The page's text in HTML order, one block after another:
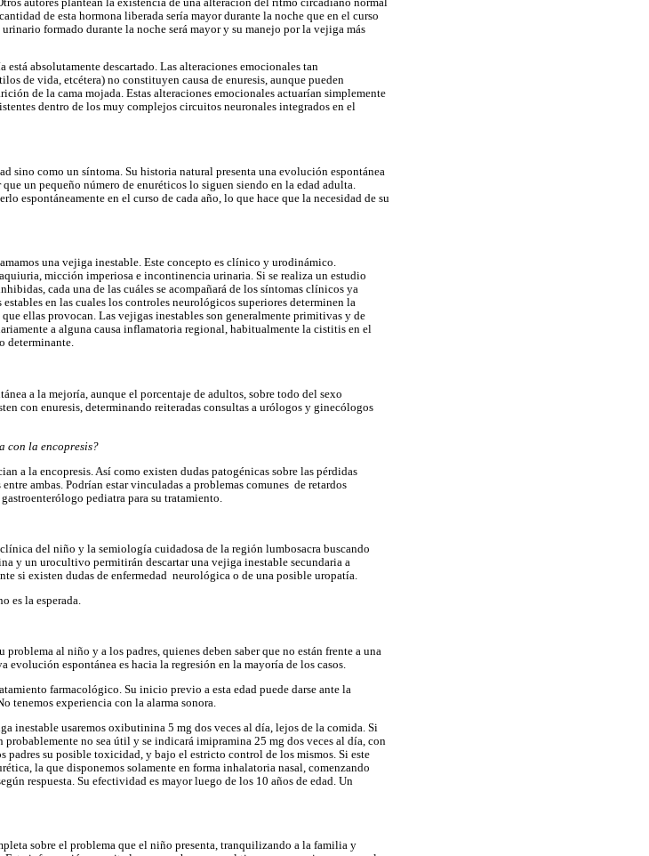
autores plantean la existencia de una alteración del ritmo circadiano normal
de esta hormona liberada sería mayor durante la noche que en el curso
formado durante la noche será mayor y su manejo por la vejiga más
absolutamente descartado. Las alteraciones emocionales tan
de vida, etcétera) no constituyen causa de enuresis, aunque pueden
de la cama mojada. Estas alteraciones emocionales actuarían simplemente
dentro de los muy complejos circuitos neuronales integrados en el
sino como un síntoma. Su historia natural presenta una evolución espontánea
un pequeño número de enuréticos lo siguen siendo en la edad adulta.
espontáneamente en el curso de cada año, lo que hace que la necesidad de su
una vejiga inestable. Este concepto es clínico y urodinámico.
micción imperiosa e incontinencia urinaria. Si se realiza un estudio
cada una de las cuáles se acompañará de los síntomas clínicos ya
en las cuales los controles neurológicos superiores determinen la
ellas provocan. Las vejigas inestables son generalmente primitivas y de
a alguna causa inflamatoria regional, habitualmente la cistitis en el
determinante.
a la mejoría, aunque el porcentaje de adultos, sobre todo del sexo
con enuresis, determinando reiteradas consultas a urólogos y ginecólogos
con la encopresis?
a la encopresis. Así como existen dudas patogénicas sobre las pérdidas
ambas. Podrían estar vinculadas a problemas comunes de retardos
pediatra para su tratamiento.
del niño y la semiología cuidadosa de la región lumbosacra buscando
y un urocultivo permitirán descartar una vejiga inestable secundaria a
si existen dudas de enfermedad neurológica o de una posible uropatía.
es la esperada.
al niño y a los padres, quienes deben saber que no están frente a una
evolución espontánea es hacia la regresión en la mayoría de los casos.
farmacológico. Su inicio previo a esta edad puede darse ante la
tenemos experiencia con la alarma sonora.
inestable usaremos oxibutinina 5 mg dos veces al día, lejos de la comida. Si
no sea útil y se indicará imipramina 25 mg dos veces al día, con
su posible toxicidad, y bajo el estricto control de los mismos. Si este
la que disponemos solamente en forma inhalatoria nasal, comenzando
respuesta. Su efectividad es mayor luego de los 10 años de edad. Un
sobre el problema que el niño presenta, tranquilizando a la familia y